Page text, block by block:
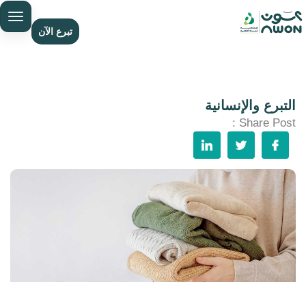
تبرع الآن
التبرع والإنسانية
Share Post :